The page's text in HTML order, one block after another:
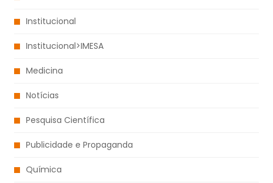
Institucional
Institucional>IMESA
Medicina
Notícias
Pesquisa Científica
Publicidade e Propaganda
Química